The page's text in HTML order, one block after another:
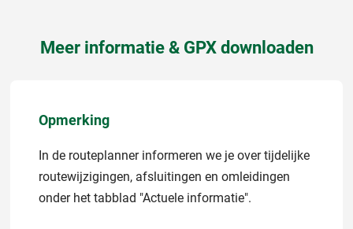
Meer informatie & GPX downloaden
Opmerking
In de routeplanner informeren we je over tijdelijke
routewijzigingen, afsluitingen en omleidingen
onder het tabblad "Actuele informatie".